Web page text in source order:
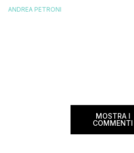
di questi. Uno di quei luoghi in cui arrivi
ANDREA PETRONI
MOSTRA I
COMMENTI